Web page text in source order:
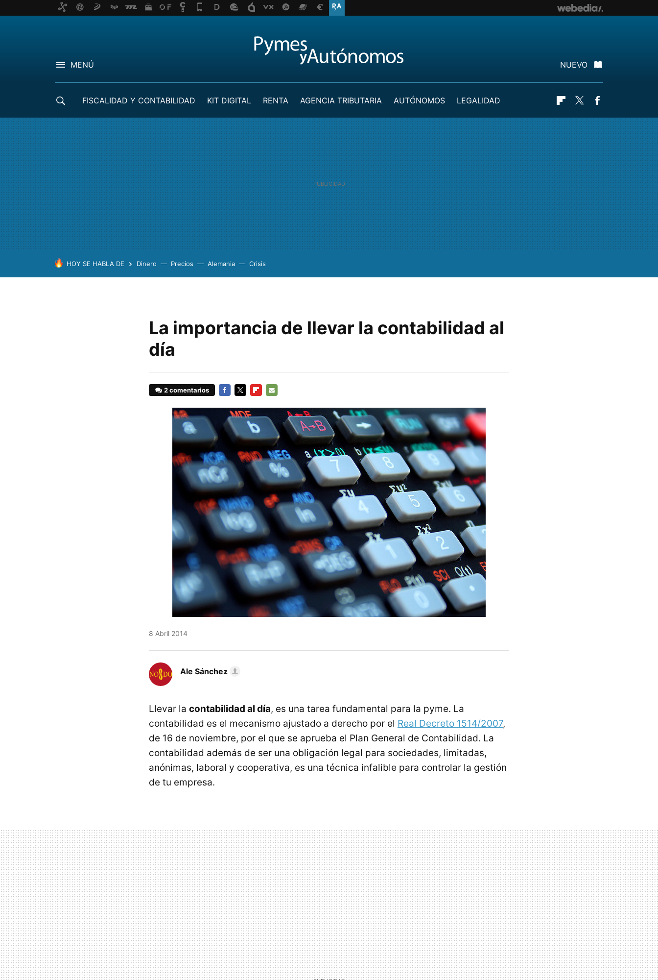
MENÚ NUEVO
FISCALIDAD Y CONTABILIDAD KIT DIGITAL RENTA AGENCIA TRIBUTARIA AUTÓNOMOS
LEGALIDAD
Flipboard
Twitter
HOY SE HABLA DE Dinero Precios Alemania Crisis
La importancia de llevar la contabilidad al
día
2 comentarios
8 Abril 2014
Ale Sánchez
Llevar la contabilidad al día, es una tarea fundamental para la pyme. La
contabilidad es el mecanismo ajustado a derecho por el Real Decreto 1514/2007,
de 16 de noviembre, por el que se aprueba el Plan General de Contabilidad. La
contabilidad además de ser una obligación legal para sociedades, limitadas,
anónimas, laboral y cooperativa, es una técnica infalible para controlar la gestión
de tu empresa.